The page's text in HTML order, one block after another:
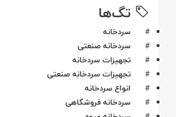
تگ‌ها
#
سردخانه
#
سردخانه صنعتی
#
تجهیزات سردخانه
#
تجهیزات سردخانه صنعتی
#
انواع سردخانه
#
سردخانه فروشگاهی